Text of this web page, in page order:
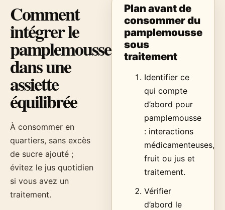
Comment
intégrer le
pamplemousse
dans une
assiette
équilibrée
À consommer en
quartiers, sans excès
de sucre ajouté ;
évitez le jus quotidien
si vous avez un
traitement.
Plan avant de
consommer du
pamplemousse
sous
traitement
Identifier ce
qui compte
d’abord pour
pamplemousse
: interactions
médicamenteuses,
fruit ou jus et
traitement.
Vérifier
d’abord le